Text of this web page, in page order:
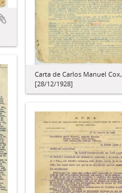
Carta de Carlos Manuel Cox,
[28/12/1928]